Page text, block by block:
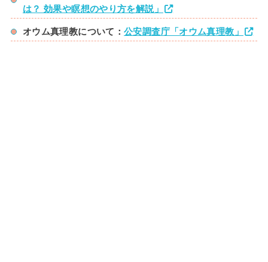
は？ 効果や瞑想のやり方を解説」
オウム真理教について：公安調査庁「オウム真理教」